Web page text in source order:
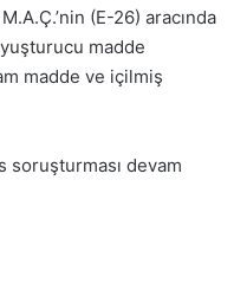
(E-26) aracında
madde
madde ve içilmiş
soruşturması devam